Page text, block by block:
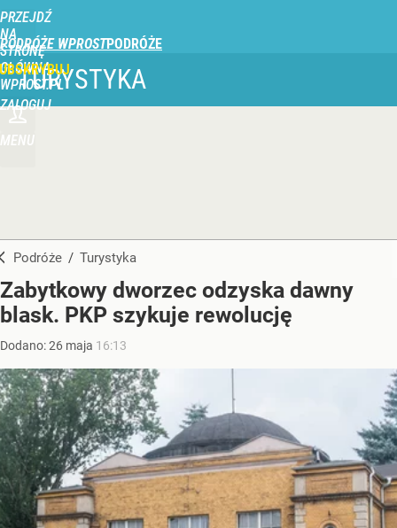
PRZEJDŹ
NA
STRONĘ
GŁÓWNĄ
WPROST.PL
PODRÓŻE WPROST
ZALOGUJ
MENU
TURYSTYKA
Podróże / Turystyka
Zabytkowy dworzec odzyska dawny
blask. PKP szykuje rewolucję
Dodano:26 maja 16:13